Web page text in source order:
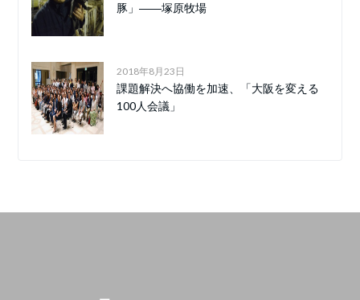
豚」――塚原牧場
2018年8月23日
課題解決へ協働を加速、「大阪を変える
100人会議」